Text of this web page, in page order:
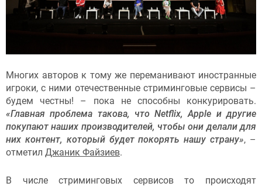
Многих авторов к тому же переманивают иностранные
игроки, с ними отечественные стриминговые сервисы –
будем честны! – пока не способны конкурировать.
«Главная проблема такова, что Netflix, Apple и другие
покупают наших производителей, чтобы они делали для
них контент, который будет покорять нашу страну», –
отметил Джаник Файзиев.
В числе стриминговых сервисов то происходят